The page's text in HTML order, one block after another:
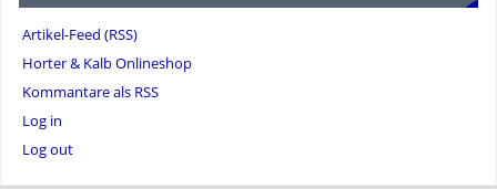
Artikel-Feed (RSS)
Horter & Kalb Onlineshop
Kommantare als RSS
Log in
Log out